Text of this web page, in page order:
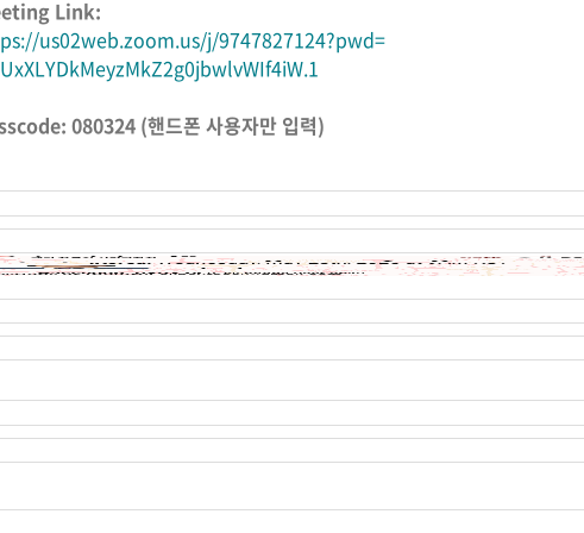
Link:
us02web.zoom.us/j/9747827124?pwd=
.1
080324 (핸드폰 사용자만 입력)